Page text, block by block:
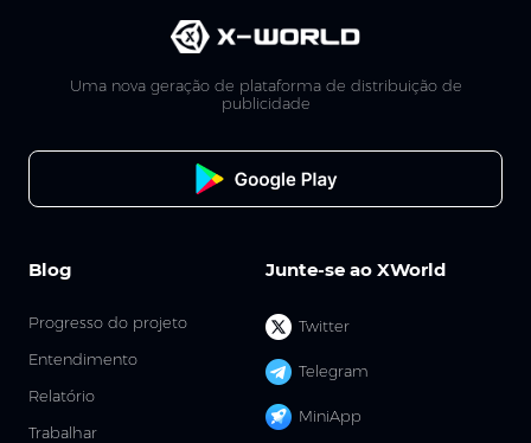
Uma nova geração de plataforma de distribuição de
publicidade
Junte-se ao XWorld
Twitter
Telegram
MiniApp
Blog
Progresso do projeto
Entendimento
Relatório
Trabalhar